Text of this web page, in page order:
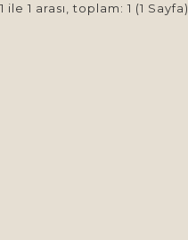
ile 1 arası, toplam: 1 (1 Sayfa)